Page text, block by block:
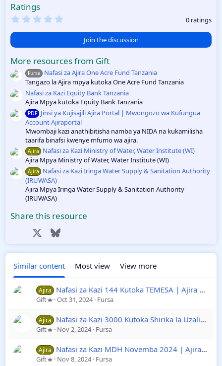
Ajira za Ualimu
2025
u
e
ic
o
n
Ratings
0
s
a
r
(
s
)
0 ratings
Join the discussion
More resources from Gift
Fursa
Nafasi za Ajira One Acre Fund Tanzania
Tangazo la Ajira mpya kutoka One Acre Fund Tanzania
Nafasi za Kazi Equity Bank Tanzania
Ajira Mpya kutoka Equity Bank Tanzania
PDF Jinsi ya Kujisajili Ajira Portal | Mwongozo wa Kufungua
Account Ajiraportal
Mwombaji kazi anathibitisha namba ya NIDA na kukamilisha
taarifa binafsi kwenye mfumo wa ajira.
Ajira
Nafasi za Kazi Ministry of Water, Water Institute (WI)
Ajira Mpya Ministry of Water, Water Institute (WI)
Ajira
Nafasi za Kazi Iringa Water Supply & Sanitation Authority
(IRUWASA)
Ajira Mpya Iringa Water Supply & Sanitation Authority
(IRUWASA)
Share this resource
Facebook Bluesky
Similar content Most view View more
Ajira Nafasi za Kazi 144 Kutoka TEMESA | Ajira Wakala wa Ufundi na Umeme Tanzania
Gift Oct 31, 2024 Fursa
Ajira Nafasi za Kazi 3000 Kutoka Shirika la Uzalishaji Mali la Jeshi la Polisi Tanzania | Ajira za Walinzi
Gift Nov 2, 2024 Fursa
Ajira Nafasi za Kazi MDH Novemba 2024 | Ajira Mpya 332 za Kujitolea
Gift Nov 8, 2024 Fursa